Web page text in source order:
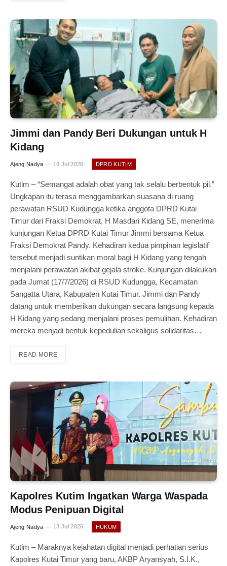
Jimmi dan Pandy Beri Dukungan untuk H
Kidang
Ajeng Nadya 18 Jul 2026 DPRD KUTIM
Kutim – “Semangat adalah obat yang tak selalu berbentuk pil.”
Ungkapan itu terasa menggambarkan suasana di ruang
perawatan RSUD Kudungga ketika anggota DPRD Kutai
Timur dari Fraksi Demokrat, H Masdari Kidang SE, menerima
kunjungan Ketua DPRD Kutai Timur Jimmi bersama Ketua
Fraksi Demokrat Pandy. Kehadiran kedua pimpinan legislatif
tersebut menjadi suntikan moral bagi H Kidang yang tengah
menjalani perawatan akibat gejala stroke. Kunjungan dilakukan
pada Jumat (17/7/2026) di RSUD Kudungga, Kecamatan
Sangatta Utara, Kabupaten Kutai Timur. Jimmi dan Pandy
datang untuk memberikan dukungan secara langsung kepada
H Kidang yang sedang menjalani proses pemulihan. Kehadiran
mereka menjadi bentuk kepedulian sekaligus solidaritas…
READ MORE
Kapolres Kutim Ingatkan Warga Waspada
Modus Penipuan Digital
Ajeng Nadya 13 Jul 2026 HUKUM
Kutim – Maraknya kejahatan digital menjadi perhatian serius
Kapolres Kutai Timur yang baru, AKBP Aryansyah, S.I.K.,